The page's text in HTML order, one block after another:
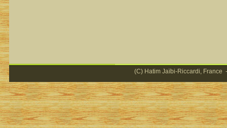
(C) Hatim Jaïbi-Riccardi, France